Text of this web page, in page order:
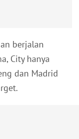
berjalan
City hanya
dan Madrid